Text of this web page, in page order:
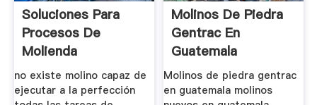
Soluciones Para
Procesos De
Molienda
no existe molino capaz de
ejecutar a la perfección
Molinos De Piedra
Gentrac En
Guatemala
Netskiscredito
Molinos de piedra gentrac
en guatemala molinos